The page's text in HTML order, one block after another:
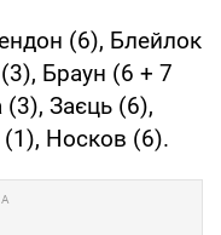
(6), Блейлок
Браун (6 + 7
(3), Заєць (6),
Носков (6).